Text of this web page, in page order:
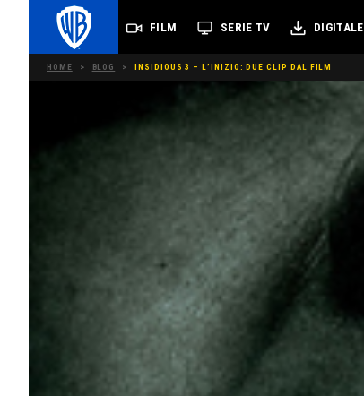
FILM SERIE TV DIGITALE
HOME > BLOG > INSIDIOUS 3 – L’INIZIO: DUE CLIP DAL FILM